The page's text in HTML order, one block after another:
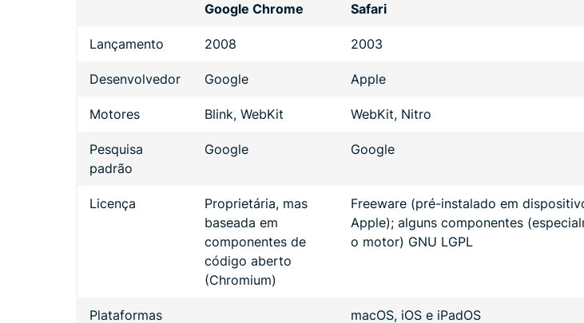
Google Chrome Safari
Lançamento 2008 2003
Desenvolvedor Google Apple
Motores Blink, WebKit WebKit, Nitro
Pesquisa
padrão
Google Google
Licença
Proprietária, mas
baseada em
componentes de
código aberto
(Chromium)
Freeware (pré-instalado em
Apple); alguns componentes
o motor) GNU LGPL
Plataformas
macOS, iOS e iPadOS